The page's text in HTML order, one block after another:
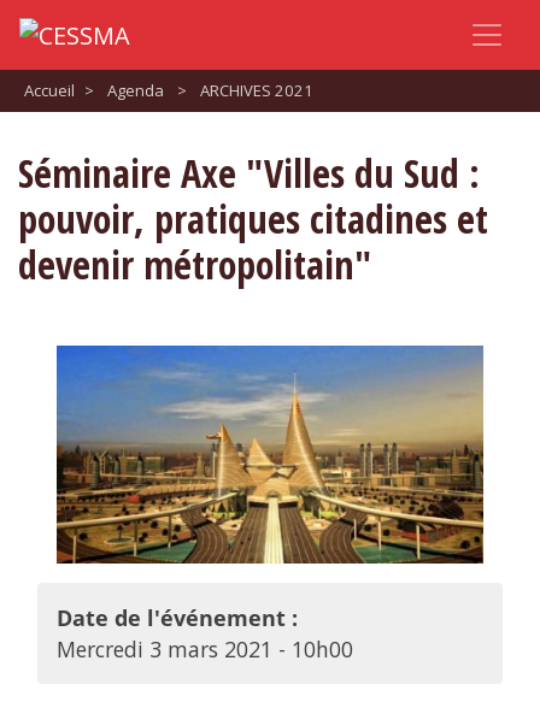
Accueil > Agenda > ARCHIVES 2021
Séminaire Axe "Villes du Sud :
pouvoir, pratiques citadines et
devenir métropolitain"
Date de l'événement :
Mercredi 3 mars 2021 - 10h00